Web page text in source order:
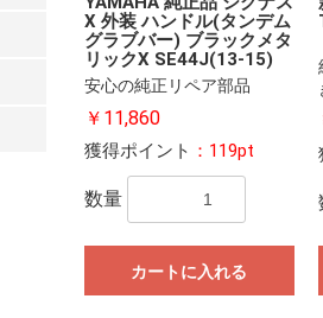
X 外装 ハンドル(タンデム
グラブバー) ブラックメタ
リックX SE44J(13-15)
安心の純正リペア部品
￥11,860
獲得ポイント ：119pt
数量
カートに入れる